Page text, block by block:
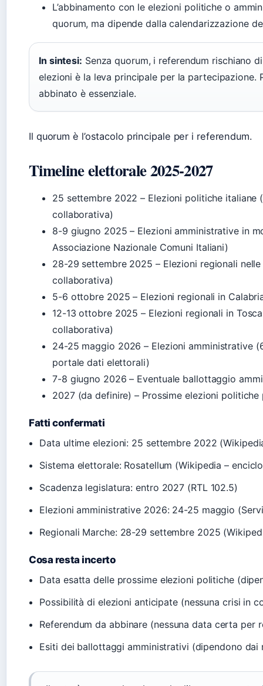
L’abbinamento con le elezioni politiche o
quorum, ma dipende dalla calendarizzazione
In sintesi: Senza quorum, i referendum rischiano
elezioni è la leva principale per la
abbinato è essenziale.
Il quorum è l’ostacolo principale per i referendum.
Timeline elettorale 2025-2027
25 settembre 2022 – Elezioni politiche italiane
collaborativa)
8-9 giugno 2025 – Elezioni amministrative in
Associazione Nazionale Comuni Italiani)
28-29 settembre 2025 – Elezioni regionali
collaborativa)
5-6 ottobre 2025 – Elezioni regionali in
12-13 ottobre 2025 – Elezioni regionali in
collaborativa)
24-25 maggio 2026 – Elezioni amministrative
portale dati elettorali)
7-8 giugno 2026 – Eventuale ballottaggio
2027 (da definire) – Prossime elezioni
Fatti confermati
Data ultime elezioni: 25 settembre 2022
Sistema elettorale: Rosatellum (Wikipedia –
Scadenza legislatura: entro 2027 (RTL 102.5)
Elezioni amministrative 2026: 24-25 maggio
Regionali Marche: 28-29 settembre 2025
Cosa resta incerto
Data esatta delle prossime elezioni politiche
Possibilità di elezioni anticipate (nessuna crisi in
Referendum da abbinare (nessuna data certa per
Esiti dei ballottaggi amministrativi (dipendono